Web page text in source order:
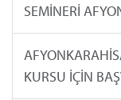
SEMİNERİ
KURSU İÇİN